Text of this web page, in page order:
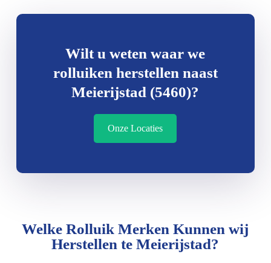
Wilt u weten waar we
rolluiken herstellen naast
Meierijstad (5460)?
Onze Locaties
Welke Rolluik Merken Kunnen wij
Herstellen te Meierijstad?